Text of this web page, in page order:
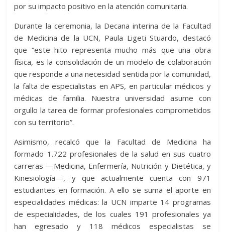
por su impacto positivo en la atención comunitaria.
Durante la ceremonia, la Decana interina de la Facultad
de Medicina de la UCN, Paula Ligeti Stuardo, destacó
que “este hito representa mucho más que una obra
física, es la consolidación de un modelo de colaboración
que responde a una necesidad sentida por la comunidad,
la falta de especialistas en APS, en particular médicos y
médicas de familia. Nuestra universidad asume con
orgullo la tarea de formar profesionales comprometidos
con su territorio”.
Asimismo, recalcó que la Facultad de Medicina ha
formado 1.722 profesionales de la salud en sus cuatro
carreras —Medicina, Enfermería, Nutrición y Dietética, y
Kinesiología—, y que actualmente cuenta con 971
estudiantes en formación. A ello se suma el aporte en
especialidades médicas: la UCN imparte 14 programas
de especialidades, de los cuales 191 profesionales ya
han egresado y 118 médicos especialistas se